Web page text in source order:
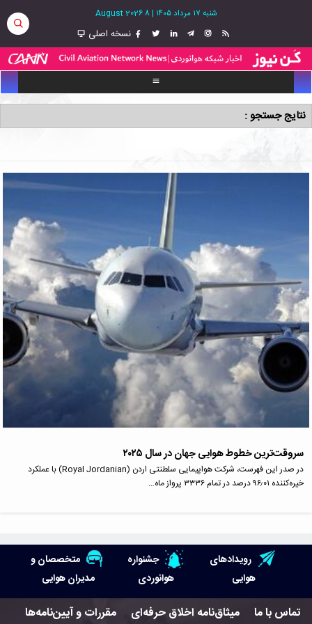
شنبه ۱۷ مرداد ۱۴۰۵ |
8 August 2026
نسخه اصلی
نتایج جستجو :
سروقت‌ترین خطوط هوایی جهان در سال ۲۰۲۵
در صدر این فهرست، شرکت هواپیمایی سلطنتی اردن (Royal Jordanian) با عملکرد
خیره‌کننده ۹۶٫۰۱ درصد در تمام ۳۳۳۶ پرواز ماه…
رویدادهای
هوایی
جشنواره
هوانوردی
متخصصان و
مدیران هوایی
تماس با ما میثاق‌نامه اخلاق حرفه‌ای مقررات و آیین‌نامه‌ها